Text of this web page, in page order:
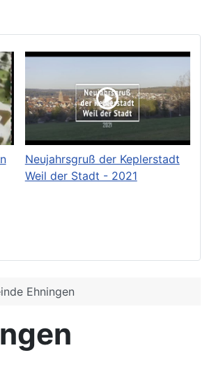
Neujahrsgruß der Keplerstadt
Weil der Stadt - 2021
Ehningen